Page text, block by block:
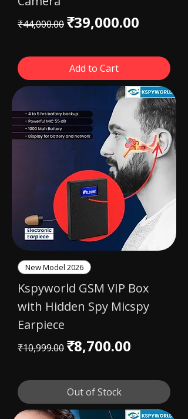
Regular Price
₹44,000.00 Sale Price
₹39,000.00
Add to Cart
New Model 2026
Kspyworld GSM VIP Box
with Hidden Spy Micspy
Earpiece
Regular Price
₹10,999.00 Sale Price
₹8,700.00
Out of Stock